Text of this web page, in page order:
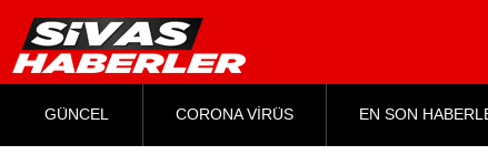
GÜNCEL CORONA VİRÜS EN SON